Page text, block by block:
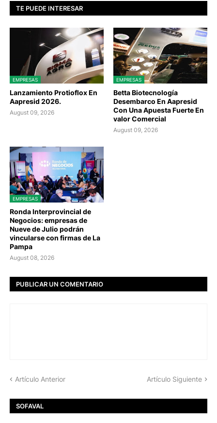
TE PUEDE INTERESAR
EMPRESAS
Lanzamiento Protioflox En
Aapresid 2026.
August 09, 2026
EMPRESAS
Betta Biotecnología
Desembarco En Aapresid
Con Una Apuesta Fuerte En
valor Comercial
August 09, 2026
EMPRESAS
Ronda Interprovincial de
Negocios: empresas de
Nueve de Julio podrán
vincularse con firmas de La
Pampa
August 08, 2026
PUBLICAR UN COMENTARIO
Artículo Anterior Artículo Siguiente
SOFAVAL